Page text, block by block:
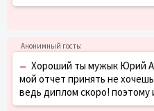
– Хороший ты мужык Юрий
мой отчет принять не
ведь диплом скоро! поэтому